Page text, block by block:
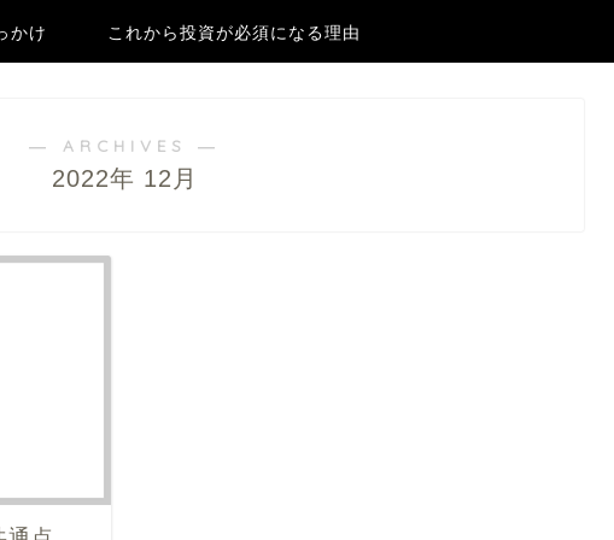
かけ これから投資が必須になる理由
― ARCHIVES ―
2022年 12月